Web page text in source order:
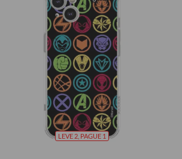
LEVE 2, PAGUE 1